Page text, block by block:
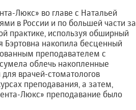
Люкс» во главе с Натальей
в России и по большей части за
практике, используя обширный
Бэртовна накопила бесценный
преподавателем с
облечь накопленные
врачей-стоматологов
преподавания, а затем,
Люкс» преподавание было